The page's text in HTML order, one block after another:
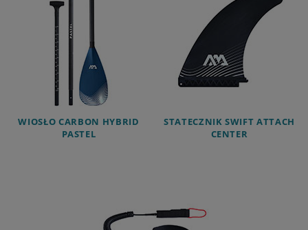
WIOSŁO CARBON HYBRID
PASTEL
STATECZNIK SWIFT ATTACH
CENTER